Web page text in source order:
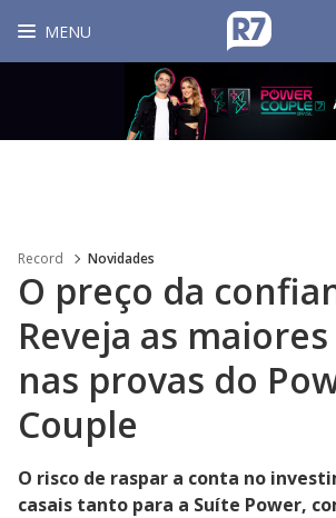
MENU
Record Novidades
O preço da
Reveja as
nas provas do
Couple
O risco de raspar a conta no
casais tanto para a Suíte Power,